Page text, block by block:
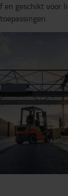
en geschikt voor